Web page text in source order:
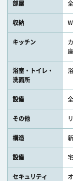
部屋
収納
キッチン
浴室・トイレ・
洗面所
設備
その他
構造
設備
セキュリティ